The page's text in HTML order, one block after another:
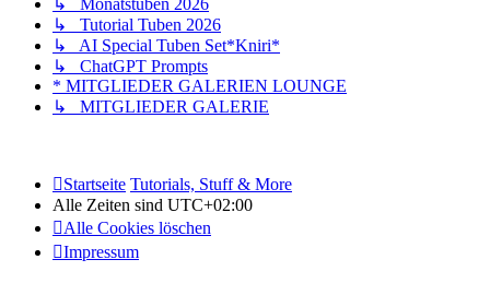
↳ Monatstuben 2026
↳ Tutorial Tuben 2026
↳ AI Special Tuben Set*Kniri*
↳ ChatGPT Prompts
* MITGLIEDER GALERIEN LOUNGE
↳ MITGLIEDER GALERIE
Startseite Tutorials, Stuff & More
Alle Zeiten sind UTC+02:00
Alle Cookies löschen
Impressum